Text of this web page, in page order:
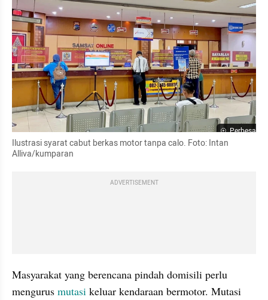
Perbesar
Ilustrasi syarat cabut berkas motor tanpa calo. Foto: Intan
Alliva/kumparan
ADVERTISEMENT
Masyarakat yang berencana pindah domisili perlu
mengurus mutasi keluar kendaraan bermotor. Mutasi